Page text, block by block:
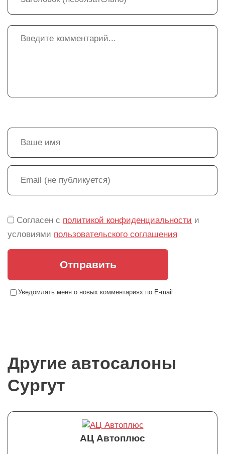
Согласен с политикой конфиденциальности и
условиями пользовательского соглашения
Отправить
Уведомлять меня о новых комментариях по E-mail
Другие автосалоны
Сургут
АЦ Автоплюс